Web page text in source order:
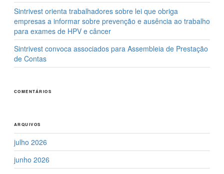
Sintrivest orienta trabalhadores sobre lei que obriga
empresas a informar sobre prevenção e ausência ao trabalho
para exames de HPV e câncer
Sintrivest convoca associados para Assembleia de Prestação
de Contas
COMENTÁRIOS
ARQUIVOS
julho 2026
junho 2026